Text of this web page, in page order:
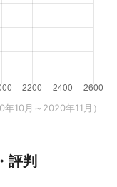
10月～2020年11月）
評判